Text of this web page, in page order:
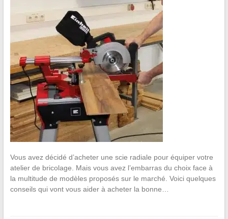
Vous avez décidé d’acheter une scie radiale pour équiper votre
atelier de bricolage. Mais vous avez l’embarras du choix face à
la multitude de modèles proposés sur le marché. Voici quelques
conseils qui vont vous aider à acheter la bonne…